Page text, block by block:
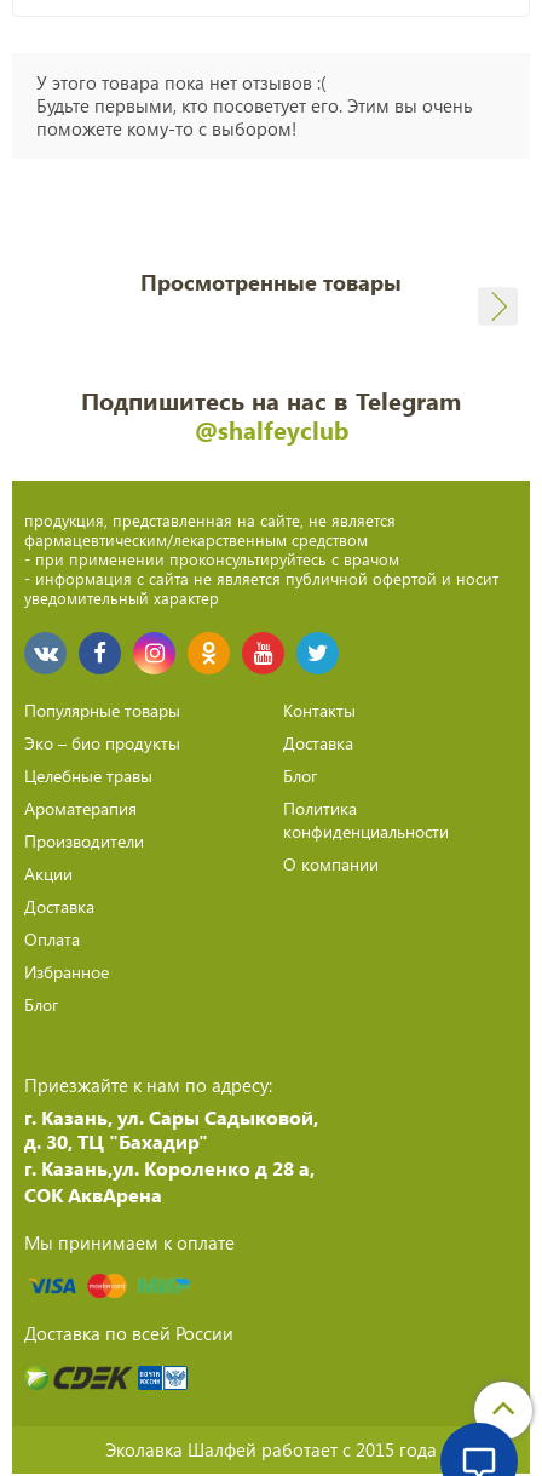
У этого товара пока нет отзывов :(
Будьте первыми, кто посоветует его. Этим вы очень
поможете кому-то с выбором!
Просмотренные товары
Подпишитесь на нас в Telegram
@shalfeyclub
продукция, представленная на сайте, не является
фармацевтическим/лекарственным средством
- при применении проконсультируйтесь с врачом
- информация с сайта не является публичной офертой и носит
уведомительный характер
Популярные товары
Эко – био продукты
Целебные травы
Ароматерапия
Производители
Акции
Доставка
Оплата
Избранное
Блог
Контакты
Доставка
Блог
Политика
конфиденциальности
О компании
Приезжайте к нам по адресу:
г. Казань, ул. Сары Садыковой,
д. 30, ТЦ "Бахадир"
г. Казань,ул. Короленко д 28 а,
СОК АквАрена
Мы принимаем к оплате
Доставка по всей России
Эколавка Шалфей работает с 2015 года